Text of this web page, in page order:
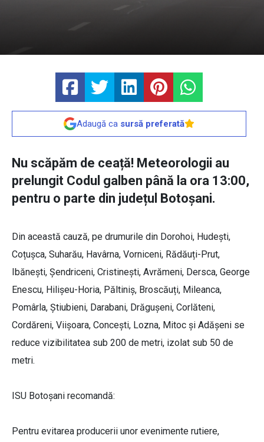
Adaugă ca sursă preferată
Nu scăpăm de ceață! Meteorologii au
prelungit Codul galben până la ora 13:00,
pentru o parte din județul Botoșani.
Din această cauză, pe drumurile din Dorohoi, Hudești,
Coțușca, Suharău, Havârna, Vorniceni, Rădăuți-Prut,
Ibănești, Șendriceni, Cristinești, Avrămeni, Dersca, George
Enescu, Hilișeu-Horia, Păltiniș, Broscăuți, Mileanca,
Pomârla, Știubieni, Darabani, Drăgușeni, Corlăteni,
Cordăreni, Viișoara, Concești, Lozna, Mitoc și Adășeni se
reduce vizibilitatea sub 200 de metri, izolat sub 50 de
metri.
ISU Botoșani recomandă:
Pentru evitarea producerii unor evenimente rutiere,